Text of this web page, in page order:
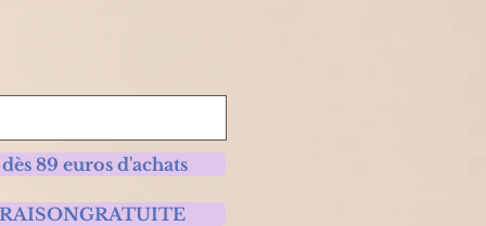
89 euros d'achats